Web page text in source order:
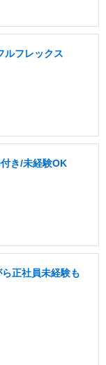
ルフレックス
き/未経験OK
正社員未経験も